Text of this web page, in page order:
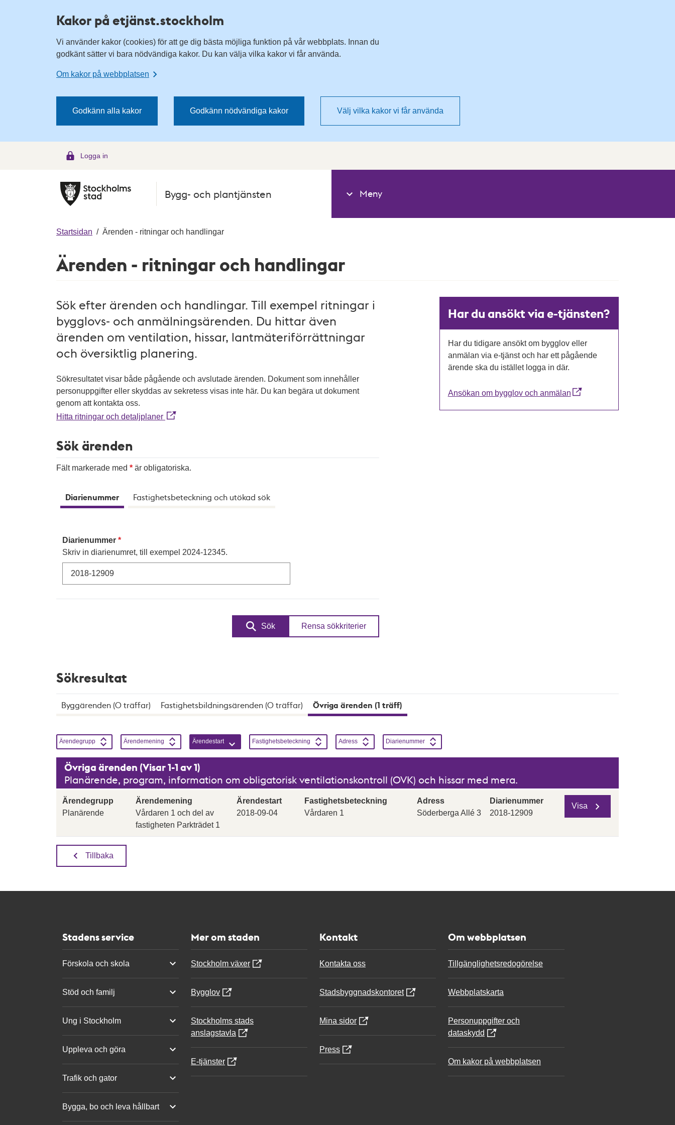
Kakor på etjänst.stockholm
Vi använder kakor (cookies) för att ge dig bästa möjliga funktion på vår webbplats. Innan du
godkänt sätter vi bara nödvändiga kakor. Du kan välja vilka kakor vi får använda.
Om kakor på webbplatsen
Godkänn alla kakor Godkänn nödvändiga kakor Välj vilka kakor vi får använda
Logga in
Bygg- och plantjänsten Meny
Startsidan / Ärenden - ritningar och handlingar
Ärenden - ritningar och handlingar
Sök efter ärenden och handlingar. Till exempel ritningar i
bygglovs- och anmälningsärenden. Du hittar även
ärenden om ventilation, hissar, lantmäteriförrättningar
och översiktlig planering.
Sökresultatet visar både pågående och avslutade ärenden. Dokument som innehåller
personuppgifter eller skyddas av sekretess visas inte här. Du kan begära ut dokument
genom att kontakta oss.
Hitta ritningar och detaljplaner
Sök ärenden
Fält markerade med är obligatoriska.
Diarienummer Fastighetsbeteckning och utökad sök
Diarienummer
Skriv in diarienumret, till exempel 2024-12345.
Sök Rensa sökkriterier
Har du ansökt via e-tjänsten?
Har du tidigare ansökt om bygglov eller
anmälan via e-tjänst och har ett pågående
ärende ska du istället logga in där.
Ansökan om bygglov och anmälan
Sökresultat
Byggärenden (0 träffar) Fastighetsbildningsärenden (0 träffar) Övriga ärenden (1 träff)
Sortera genom att klicka på knapparna, enbart en sortering kan vara aktiv samtidigt. Sortering skiftar mellan stigande och fallande ordning.
Sortera på
ÄrendegruppStigande Sortera på
Ärendemening Stigande Sortera på
ÄrendestartStigande Sortera på
Fastighetsbeteckning Stigande Sortera på
AdressStigande Sortera på
DiarienummerStigande
Övriga ärenden (Visar 1-1 av 1)
Planärende, program, information om obligatorisk ventilationskontroll (OVK) och hissar med mera.
Ärendegrupp
Planärende
Ärendemening
Vårdaren 1 och del av
fastigheten Parkträdet 1
Ärendestart
2018-09-04
Fastighetsbeteckning
Vårdaren 1
Adress
Söderberga Allé 3
Diarienummer
2018-12909
Visa
Tillbaka
Stadens service
Förskola och skola
Stöd och familj
Ung i Stockholm
Uppleva och göra
Trafik och gator
Bygga, bo och leva hållbart
Mer om staden
Stockholm växer
Bygglov
Stockholms stads
anslagstavla
E-tjänster
Kontakt
Kontakta oss
Stadsbyggnadskontoret
Mina sidor
Press
Om webbplatsen
Tillgänglighetsredogörelse
Webbplatskarta
Personuppgifter och
dataskydd
Om kakor på webbplatsen